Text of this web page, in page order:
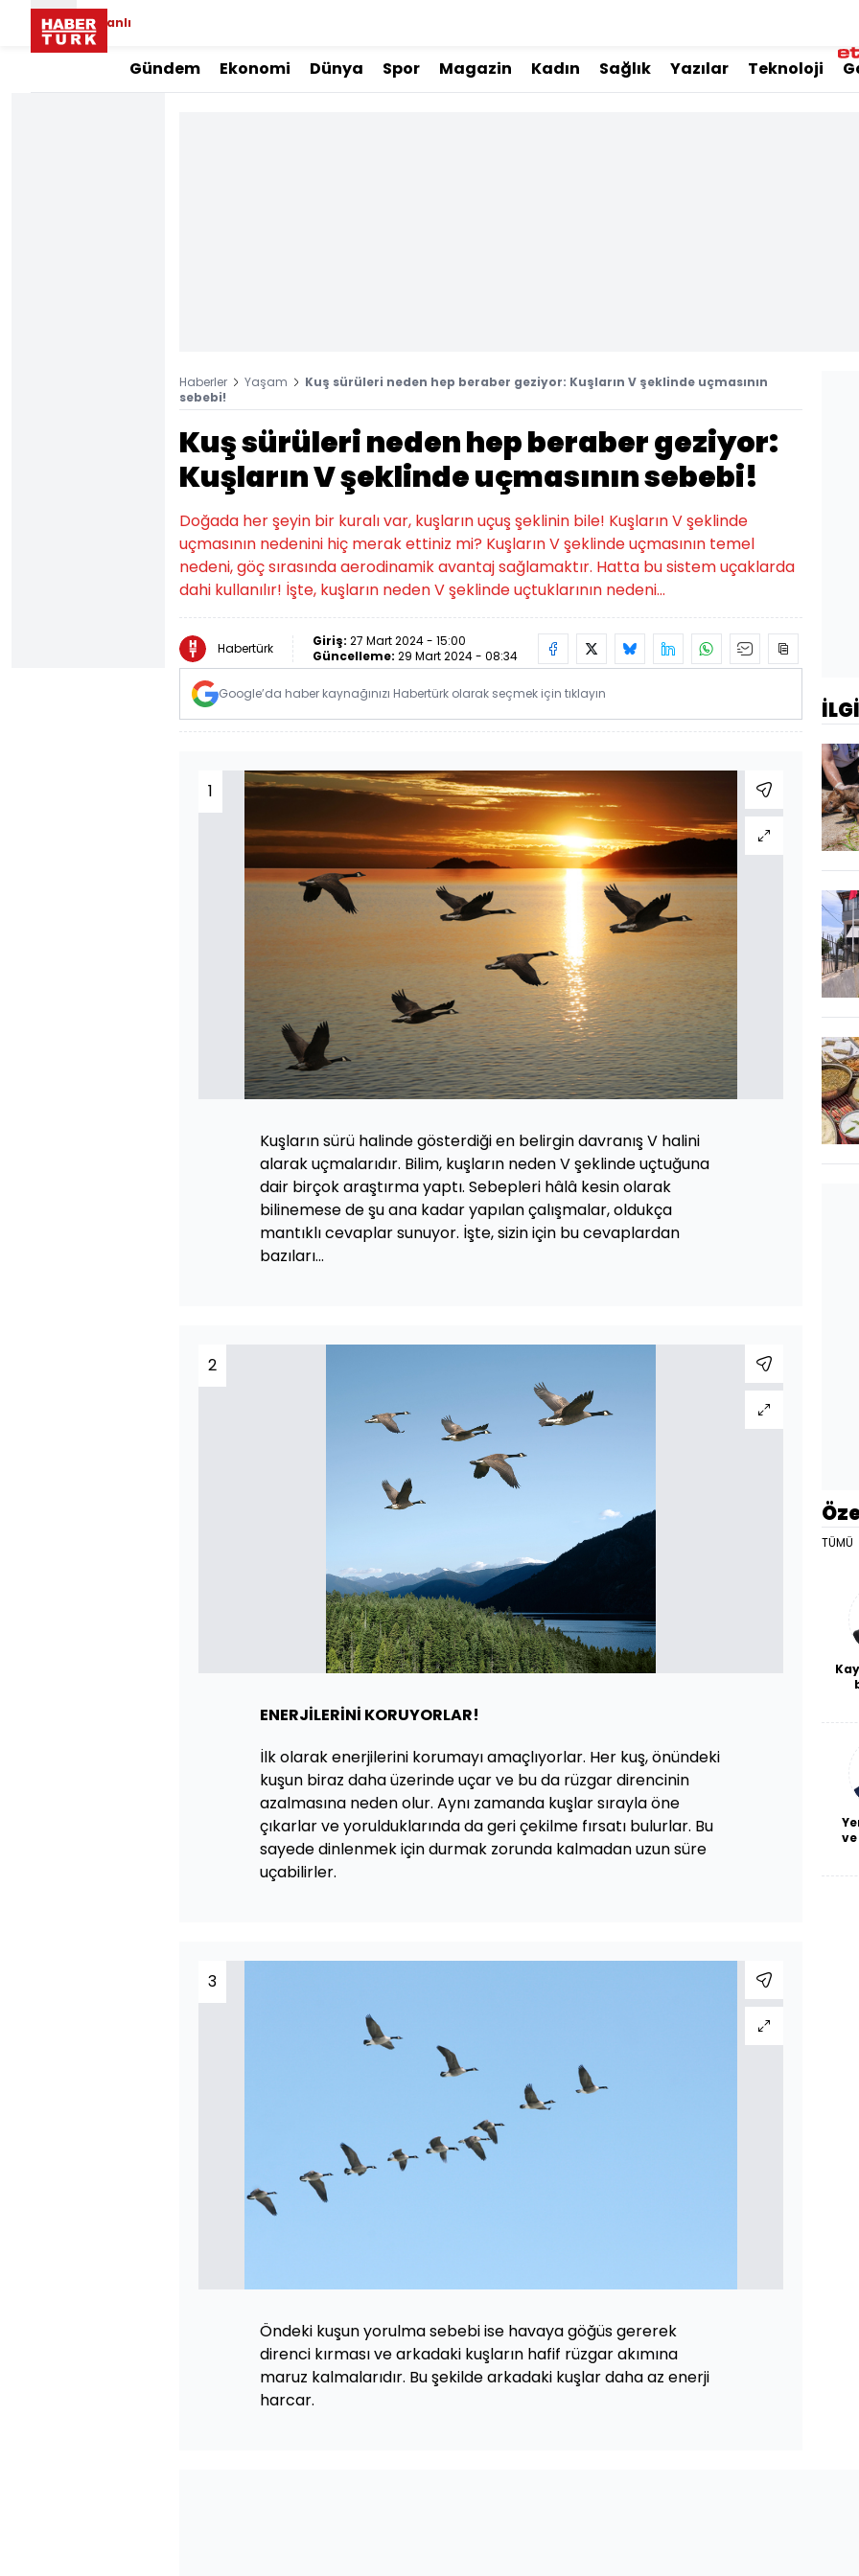
Canlı
Gündem Ekonomi Dünya Spor Magazin Kadın Sağlık Yazılar Teknoloji
Haberler Yaşam
Kuş sürüleri neden hep beraber geziyor: Kuşların V şeklinde uçmasının
sebebi!
Kuş sürüleri neden hep beraber geziyor:
Kuşların V şeklinde uçmasının sebebi!
Doğada her şeyin bir kuralı var, kuşların uçuş şeklinin bile! Kuşların V şeklinde
uçmasının nedenini hiç merak ettiniz mi? Kuşların V şeklinde uçmasının temel
nedeni, göç sırasında aerodinamik avantaj sağlamaktır. Hatta bu sistem uçaklarda
dahi kullanılır! İşte, kuşların neden V şeklinde uçtuklarının nedeni...
Habertürk Giriş: 27 Mart 2024 - 15:00
Güncelleme: 29 Mart 2024 - 08:34
Google’da haber kaynağınızı Habertürk olarak seçmek için tıklayın
1
Kuşların sürü halinde gösterdiği en belirgin davranış V halini
alarak uçmalarıdır. Bilim, kuşların neden V şeklinde uçtuğuna
dair birçok araştırma yaptı. Sebepleri hâlâ kesin olarak
bilinemese de şu ana kadar yapılan çalışmalar, oldukça
mantıklı cevaplar sunuyor. İşte, sizin için bu cevaplardan
bazıları...
2
ENERJİLERİNİ KORUYORLAR!
İlk olarak enerjilerini korumayı amaçlıyorlar. Her kuş, önündeki
kuşun biraz daha üzerinde uçar ve bu da rüzgar direncinin
azalmasına neden olur. Aynı zamanda kuşlar sırayla öne
çıkarlar ve yorulduklarında da geri çekilme fırsatı bulurlar. Bu
sayede dinlenmek için durmak zorunda kalmadan uzun süre
uçabilirler.
3
Öndeki kuşun yorulma sebebi ise havaya göğüs gererek
direnci kırması ve arkadaki kuşların hafif rüzgar akımına
maruz kalmalarıdır. Bu şekilde arkadaki kuşlar daha az enerji
harcar.
TÜMÜ